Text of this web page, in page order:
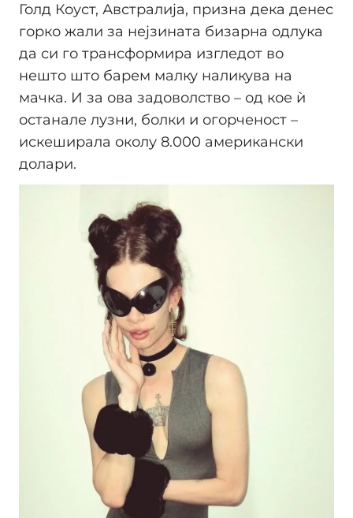
Голд Коуст, Австралија, призна дека денес
горко жали за нејзината бизарна одлука
да си го трансформира изгледот во
нешто што барем малку наликува на
мачка. И за ова задоволство – од кое ѝ
останале лузни, болки и огорченост –
искеширала околу 8.000 американски
долари.